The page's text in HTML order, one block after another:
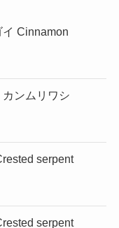
イ Cinnamon
カンムリワシ
serpent
serpent